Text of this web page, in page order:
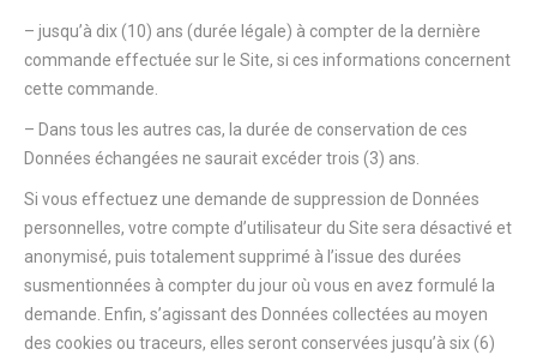
– jusqu’à dix (10) ans (durée légale) à compter de la dernière
commande effectuée sur le Site, si ces informations concernent
cette commande.
– Dans tous les autres cas, la durée de conservation de ces
Données échangées ne saurait excéder trois (3) ans.
Si vous effectuez une demande de suppression de Données
personnelles, votre compte d’utilisateur du Site sera désactivé et
anonymisé, puis totalement supprimé à l’issue des durées
susmentionnées à compter du jour où vous en avez formulé la
demande. Enfin, s’agissant des Données collectées au moyen
des cookies ou traceurs, elles seront conservées jusqu’à six (6)